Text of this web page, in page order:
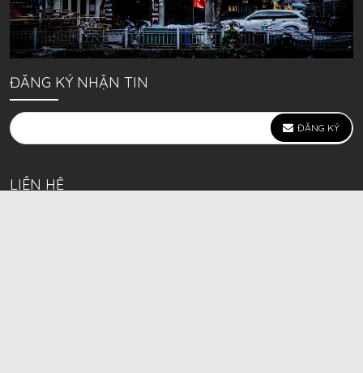
ĐĂNG KÝ NHẬN TIN
ĐĂNG KÝ
LIÊN HỆ